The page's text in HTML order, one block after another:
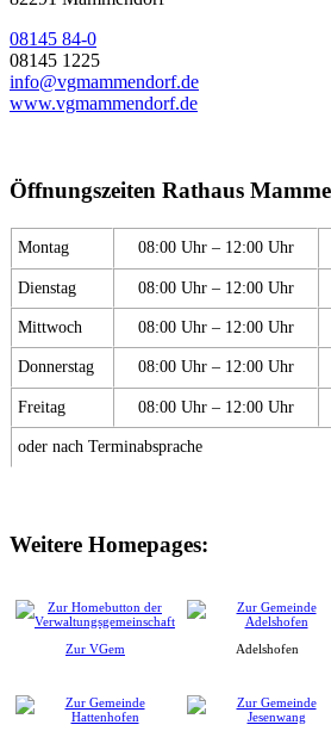
08145 84-0
08145 1225
info@vgmammendorf.de
www.vgmammendorf.de
Öffnungszeiten Rathaus
Montag 08:00 Uhr – 12:00 Uhr
Dienstag 08:00 Uhr – 12:00 Uhr
Mittwoch 08:00 Uhr – 12:00 Uhr
Donnerstag 08:00 Uhr – 12:00 Uhr
Freitag 08:00 Uhr – 12:00 Uhr
oder nach Terminabsprache
Weitere Homepages:
Zur VGem Adelshofen